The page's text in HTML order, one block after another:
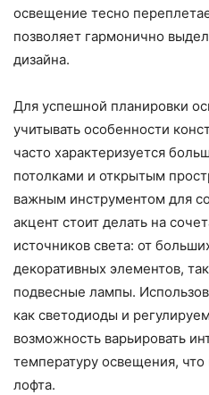
освещение тесно
позволяет гармонично
дизайна.
Для успешной планировки
учитывать особенности
часто характеризуется
потолками и открытым
важным инструментом для
акцент стоит делать на
источников света: от
декоративных элементов,
подвесные лампы.
как светодиоды и
возможность варьировать
температуру освещения,
лофта.